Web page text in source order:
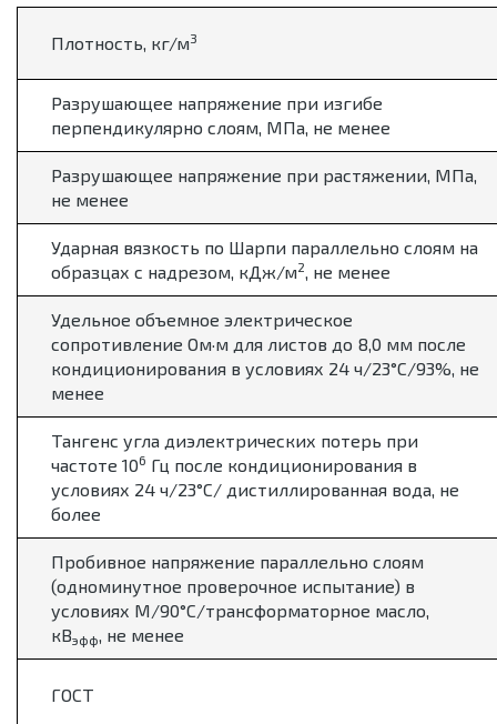
Плотность, кг/м3
Разрушающее напряжение при изгибе
перпендикулярно слоям, МПа, не менее
Разрушающее напряжение при растяжении, МПа,
не менее
Ударная вязкость по Шарпи параллельно слоям на
образцах с надрезом, кДж/м2, не менее
Удельное объемное электрическое
сопротивление Ом·м для листов до 8,0 мм после
кондиционирования в условиях 24 ч/23°С/93%, не
менее
Тангенс угла диэлектрических потерь при
частоте 106 Гц после кондиционирования в
условиях 24 ч/23°С/ дистиллированная вода, не
более
Пробивное напряжение параллельно слоям
(одноминутное проверочное испытание) в
условиях М/90°С/трансформаторное масло,
кВэфф, не менее
ГОСТ